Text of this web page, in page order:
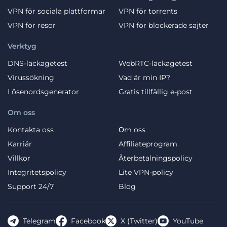
VPN för sociala plattformar
VPN för torrents
VPN för resor
VPN för blockerade sajter
Om oss
Kontakta oss
Оm oss
Karriär
Affiliateprogram
Villkor
Återbetalningspolicy
Integritetspolicy
Lite VPN-policy
Support 24/7
Blog
Verktyg
DNS-läckagetest
WebRTC-läckagetest
Virussökning
Vad är min IP?
Lösenordsgenerator
Gratis tillfällig e-post
Telegram Facebook X (Twitter) YouTube